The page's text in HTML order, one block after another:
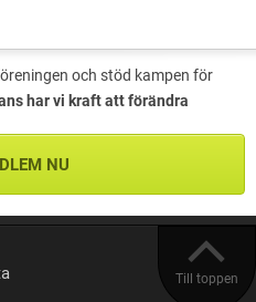
och stöd kampen för
har vi kraft att förändra
NU
Till toppen